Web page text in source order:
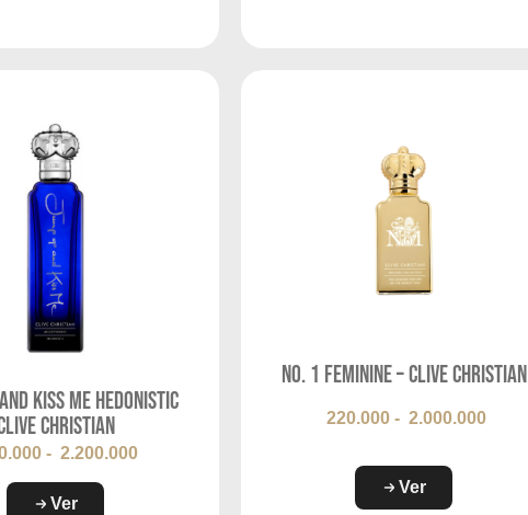
Kiss Me Hedonistic
Christian
- 2.200.000
Ver
No. 1 Feminine – Clive Christian
220.000 - 2.000.000
Ver